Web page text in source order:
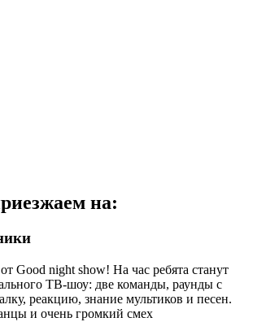
на:
Good night show! На час ребята станут
ТВ-шоу: две команды, раунды с
реакцию, знание мультиков и песен.
и очень громкий смех